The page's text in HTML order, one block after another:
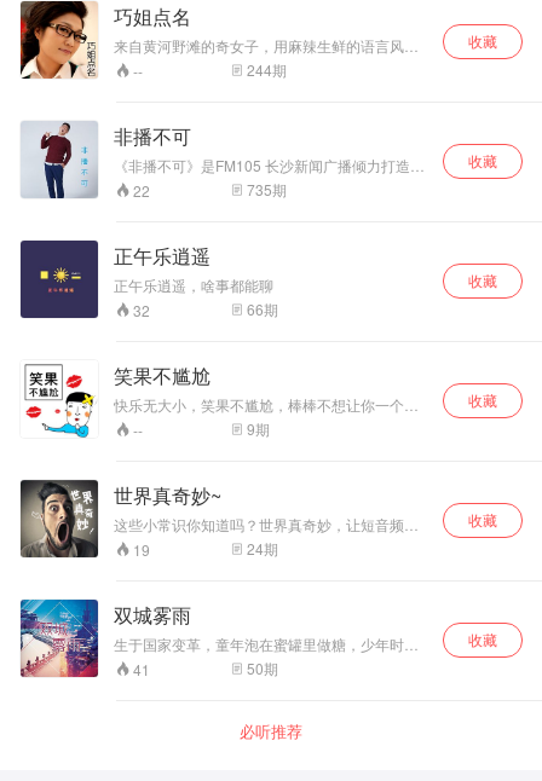
巧姐点名
来自黄河野滩的奇女子，用麻辣生鲜的语言风格
与深刻悲悯的情怀，点名每一个温暖、上进、有
趣的灵魂，让你在听的过程中心随声动，声牵心
-- 244期
收藏
非播不可
《非播不可》是FM105 长沙新闻广播倾力打造的
精品新闻评论节目，也是一档区别于其他资讯播
报的新闻节目，节目定位是用播段子的方式说新
绕“说”字做文章的新闻脱口秀。波哥用亦庄亦谐的
语言风格为观众“秀”出最正点的新闻并进行评论，
既有亲和力又不乏幽默、睿智从不同的视角解读
新闻，带给观众理性和感性两种不同的思维方
式。节目中相应放大新闻当中的娱乐元素，让观
22 735期
收藏
正午乐逍遥
正午乐逍遥，啥事都能聊
32
66期
收藏
笑果不尴尬
快乐无大小，笑果不尴尬，棒棒不想让你一个
人！！！我们一起笑起来！
-- 9期
收藏
世界真奇妙~
这些小常识你知道吗？世界真奇妙，让短音频给
你一个大大的世界。
19 24期
收藏
双城雾雨
生于国家变革，童年泡在蜜罐里做糖，少年时困
在鸟笼里填鸭，青年时满怀抱负想看世界却好似
上了战场，终于到了壮年，生活却变了模样。时
41 50期
收藏
必听推荐